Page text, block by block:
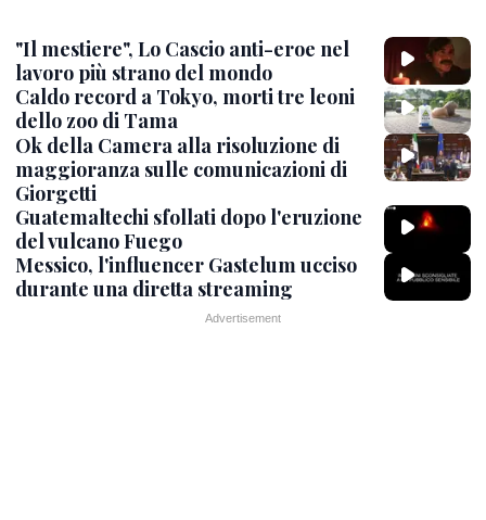
"Il mestiere", Lo Cascio anti-eroe nel
lavoro più strano del mondo
Caldo record a Tokyo, morti tre leoni
dello zoo di Tama
Ok della Camera alla risoluzione di
maggioranza sulle comunicazioni di
Giorgetti
Guatemaltechi sfollati dopo l'eruzione
del vulcano Fuego
Messico, l'influencer Gastelum ucciso
durante una diretta streaming